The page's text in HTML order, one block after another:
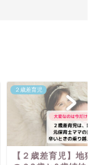
育児
歳差育児】地獄な